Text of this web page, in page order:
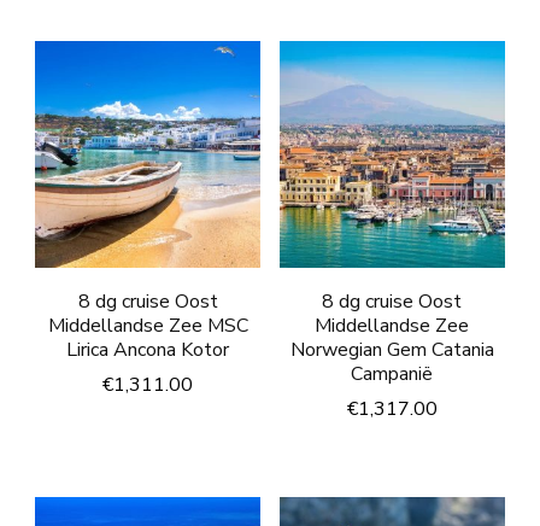
8 dg cruise Oost
Middellandse Zee MSC
Lirica Ancona Kotor
€1,311.00
8 dg cruise Oost
Middellandse Zee
Norwegian Gem Catania
Campanië
€1,317.00